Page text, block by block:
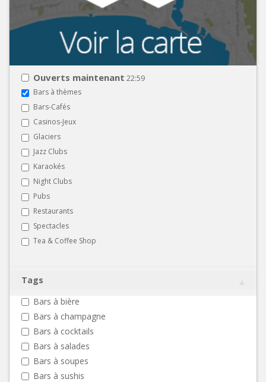
Ouverts maintenant 22:59
Bars à thèmes
Bars-Cafés
Casinos-Jeux
Glaciers
Jazz Clubs
Karaokés
Night Clubs
Pubs
Restaurants
Spectacles
Tea & Coffee Shop
Tags
Bars à bière
Bars à champagne
Bars à cocktails
Bars à salades
Bars à soupes
Bars à sushis